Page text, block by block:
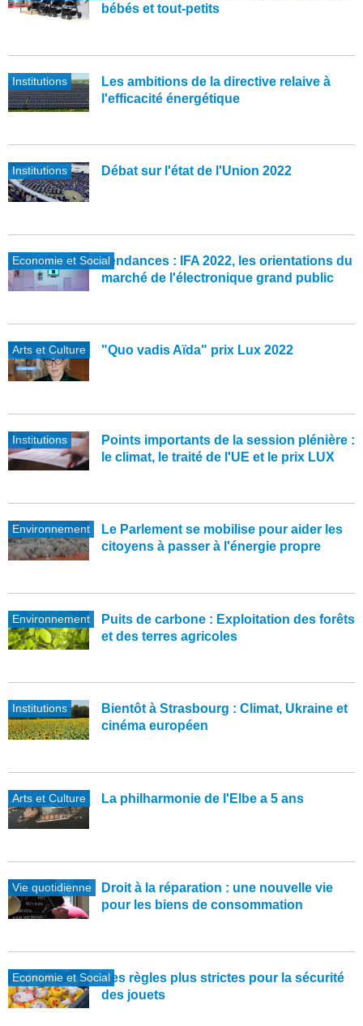
bébés et tout-petits
Institutions
Les ambitions de la directive relaive à
l'efficacité énergétique
Institutions Débat sur l'état de l'Union 2022
Economie et SocialTendances : IFA 2022, les orientations du
marché de l'électronique grand public
Arts et Culture "Quo vadis Aïda" prix Lux 2022
Institutions
Points importants de la session plénière :
le climat, le traité de l'UE et le prix LUX
Environnement
Le Parlement se mobilise pour aider les
citoyens à passer à l'énergie propre
Environnement
Puits de carbone : Exploitation des forêts
et des terres agricoles
Institutions
Bientôt à Strasbourg : Climat, Ukraine et
cinéma européen
Arts et Culture La philharmonie de l'Elbe a 5 ans
Vie quotidienne
Droit à la réparation : une nouvelle vie
pour les biens de consommation
Economie et SocialDes règles plus strictes pour la sécurité
des jouets